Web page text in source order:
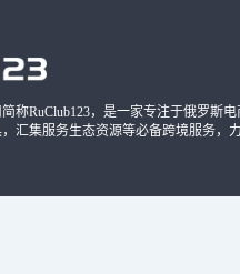
称RuClub123，是一家专注于俄罗斯
汇集服务生态资源等必备跨境服务，